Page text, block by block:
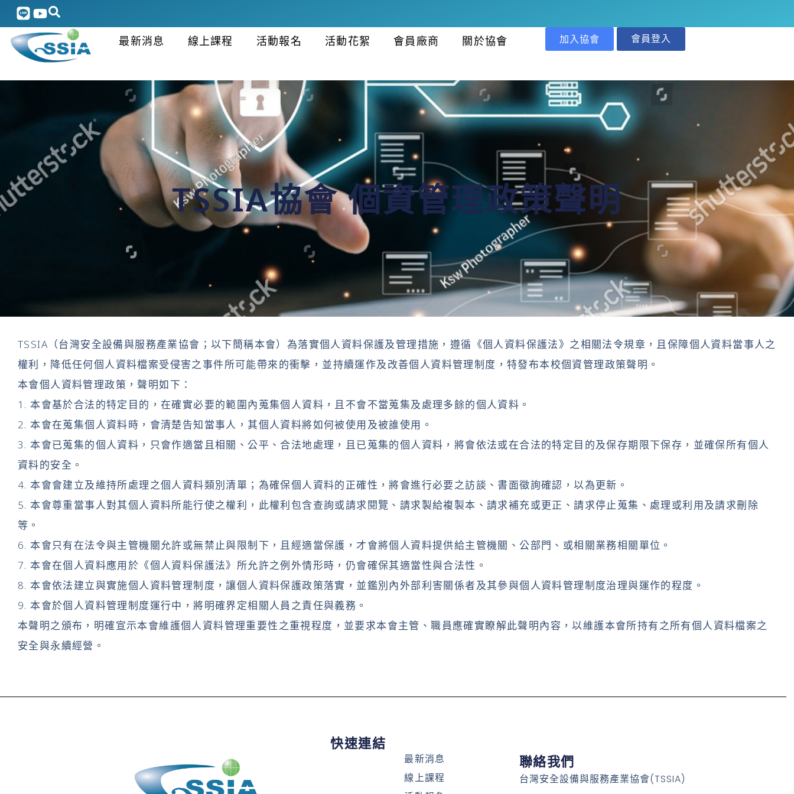
最新消息 線上課程 活動報名 活動花絮 會員廠商 關於協會 加入協會 會員登入
TSSIA協會 個資管理政策聲明
TSSIA（台灣安全設備與服務產業協會；以下簡稱本會）為落實個人資料保護及管理措施，遵循《個人資料保護法》之相關法令規章，且保障個人資料當事人之
權利，降低任何個人資料檔案受侵害之事件所可能帶來的衝擊，並持續運作及改善個人資料管理制度，特發布本校個資管理政策聲明。
本會個人資料管理政策，聲明如下：
1. 本會基於合法的特定目的，在確實必要的範圍內蒐集個人資料，且不會不當蒐集及處理多餘的個人資料。
2. 本會在蒐集個人資料時，會清楚告知當事人，其個人資料將如何被使用及被誰使用。
3. 本會已蒐集的個人資料，只會作適當且相關、公平、合法地處理，且已蒐集的個人資料，將會依法或在合法的特定目的及保存期限下保存，並確保所有個人
資料的安全。
4. 本會會建立及維持所處理之個人資料類別清單；為確保個人資料的正確性，將會進行必要之訪談、書面徵詢確認，以為更新。
5. 本會尊重當事人對其個人資料所能行使之權利，此權利包含查詢或請求閱覽、請求製給複製本、請求補充或更正、請求停止蒐集、處理或利用及請求刪除
等。
6. 本會只有在法令與主管機關允許或無禁止與限制下，且經適當保護，才會將個人資料提供給主管機關、公部門、或相關業務相關單位。
7. 本會在個人資料應用於《個人資料保護法》所允許之例外情形時，仍會確保其適當性與合法性。
8. 本會依法建立與實施個人資料管理制度，讓個人資料保護政策落實，並鑑別內外部利害關係者及其參與個人資料管理制度治理與運作的程度。
9. 本會於個人資料管理制度運行中，將明確界定相關人員之責任與義務。
本聲明之頒布，明確宣示本會維護個人資料管理重要性之重視程度，並要求本會主管、職員應確實瞭解此聲明內容，以維護本會所持有之所有個人資料檔案之
安全與永續經營。
快速連結
最新消息
線上課程
聯絡我們
台灣安全設備與服務產業協會(TSSIA)